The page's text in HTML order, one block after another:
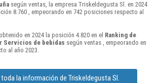
según ventas, la empresa Triskeldegusta Sl. en 2024
8.760 , empeorando en 742 posiciones respecto al
en 2024 la posición 4.820 en el Ranking de
Servicios de bebidas según ventas , empeorando en
al año 2023.
la información de Triskeldegusta Sl.